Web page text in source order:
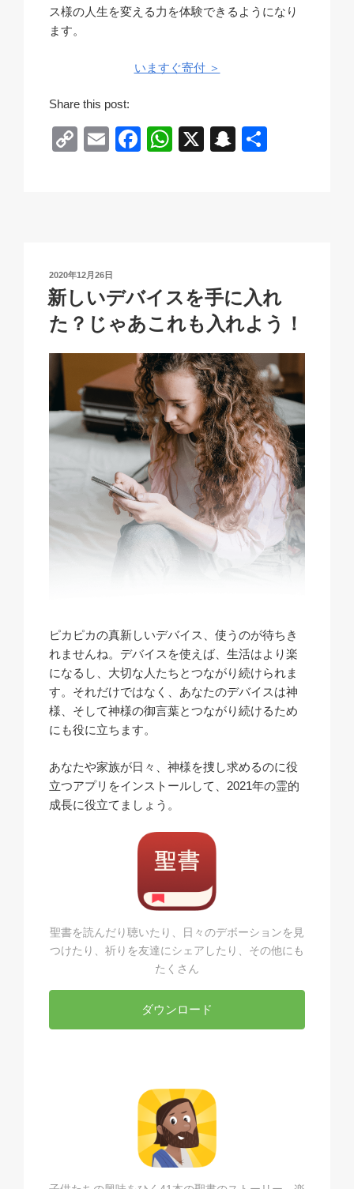
ス様の人生を変える力を体験できるようになり
ます。
いますぐ寄付 ＞
Share this post:
C
n
k
E
F
o
k
W
p
X
S
at
投
稿
日:
2020年12月26日
新しいデバイスを手に入れ
た？じゃあこれも入れよう！
ピカピカの真新しいデバイス、使うのが待ちき
れませんね。デバイスを使えば、生活はより楽
になるし、大切な人たちとつながり続けられま
す。それだけではなく、あなたのデバイスは神
様、そして神様の御言葉とつながり続けるため
にも役に立ちます。
あなたや家族が日々、神様を捜し求めるのに役
立つアプリをインストールして、2021年の霊的
成長に役立てましょう。
聖書を読んだり聴いたり、日々のデボーションを見
つけたり、祈りを友達にシェアしたり、その他にも
たくさん
ダウンロード